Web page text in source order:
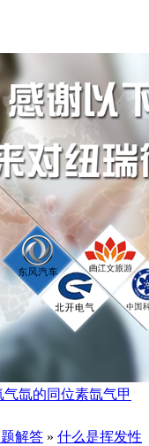
气氙的同位素氙气甲
解答 » 什么是挥发性